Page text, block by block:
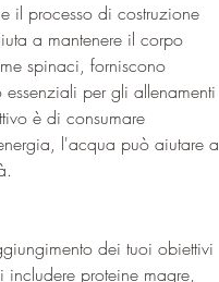
il processo di costruzione
a mantenere il corpo
spinaci, forniscono
per gli allenamenti
è di consumare
l'acqua può aiutare a
dei tuoi obiettivi
proteine ​​magre,